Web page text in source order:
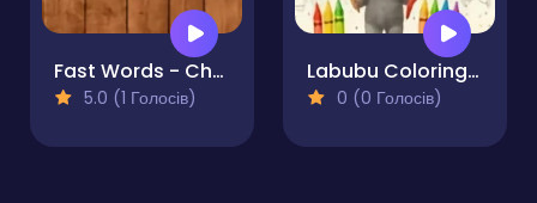
Fast Words - Challenge Game
5.0 (1 Голосів)
Labubu Coloring Book
0 (0 Голосів)